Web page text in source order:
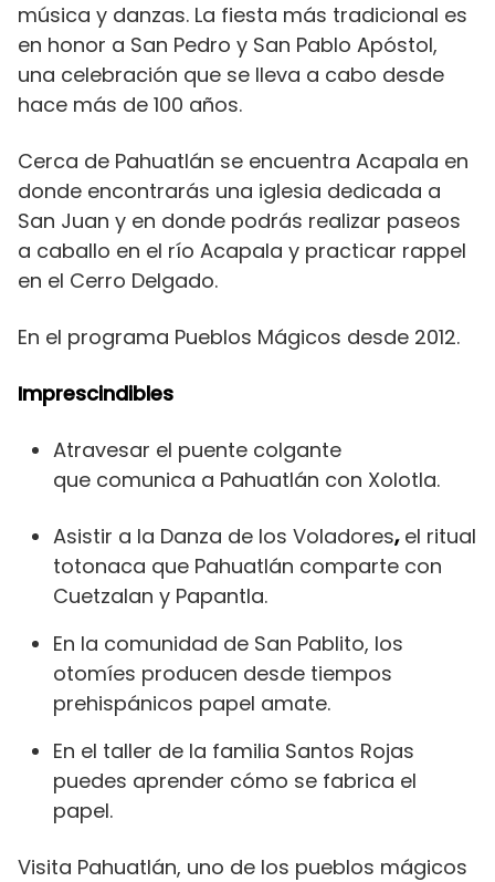
música y danzas. La fiesta más tradicional es
en honor a San Pedro y San Pablo Apóstol,
una celebración que se lleva a cabo desde
hace más de 100 años.
Cerca de Pahuatlán se encuentra Acapala en
donde encontrarás una iglesia dedicada a
San Juan y en donde podrás realizar paseos
a caballo en el río Acapala y practicar rappel
en el Cerro Delgado.
En el programa Pueblos Mágicos desde 2012.
Imprescindibles
Atravesar el puente colgante
que comunica a Pahuatlán con Xolotla.
Asistir a la Danza de los Voladores, el ritual
totonaca que Pahuatlán comparte con
Cuetzalan y Papantla.
En la comunidad de San Pablito, los
otomíes producen desde tiempos
prehispánicos papel amate.
En el taller de la familia Santos Rojas
puedes aprender cómo se fabrica el
papel.
Visita Pahuatlán, uno de los pueblos mágicos